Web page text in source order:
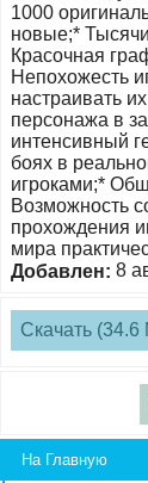
1000
новые;*
Красочная
Непохожесть
настраивать
персонажа в
интенсивный
боях в
игроками;*
Возможность
прохождения
мира
Добавлен: 8
Скачать (34.6
На Главную